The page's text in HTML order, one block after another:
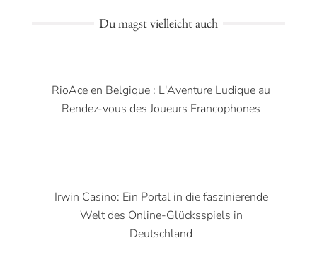
Du magst vielleicht auch
RioAce en Belgique : L'Aventure Ludique au
Rendez-vous des Joueurs Francophones
Irwin Casino: Ein Portal in die faszinierende
Welt des Online-Glücksspiels in
Deutschland